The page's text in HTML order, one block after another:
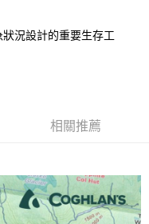
商業銀行
況設計的重要生存工
相關推薦